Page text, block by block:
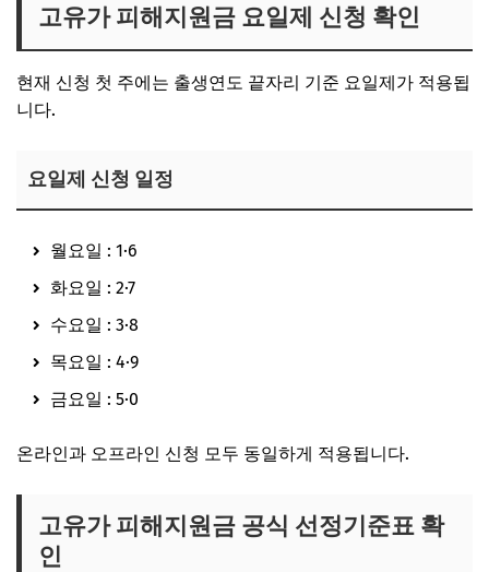
고유가 피해지원금 요일제 신청 확인
현재 신청 첫 주에는 출생연도 끝자리 기준 요일제가 적용됩
니다.
요일제 신청 일정
월요일 : 1·6
화요일 : 2·7
수요일 : 3·8
목요일 : 4·9
금요일 : 5·0
온라인과 오프라인 신청 모두 동일하게 적용됩니다.
고유가 피해지원금 공식 선정기준표 확
인